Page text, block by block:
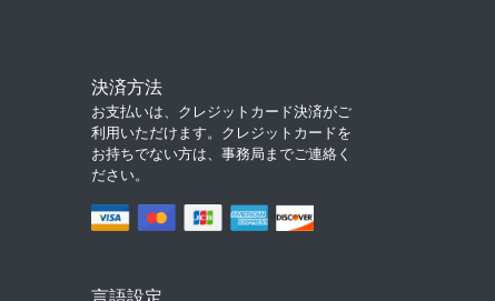
決済方法
お支払いは、クレジットカード決済がご
利用いただけます。クレジットカードを
お持ちでない方は、事務局までご連絡く
ださい。
言語設定